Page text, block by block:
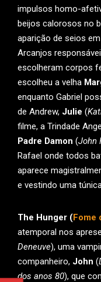
impulsos homo-
beijos calorosos no
aparição de seios
Arcanjos
escolheram corpos
escolheu a velha
enquanto Gabriel
de Andrew, Julie (
filme, a Trindade
Padre Damon (John
Rafael onde todos
aparece
e vestindo uma
The Hunger (Fome
atemporal nos
Deneuve), uma
companheiro, John (
dos anos 80), que